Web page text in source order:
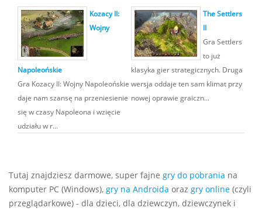
Kozacy II:
Wojny
Napoleońskie
Gra Kozacy II: Wojny Napoleońskie
daje nam szansę na przeniesienie
się w czasy Napoleona i wzięcie
udziału w r...
The Settlers
II
Gra Settlers
to już
klasyka gier strategicznych. Druga
wersja oddaje ten sam klimat przy
nowej oprawie graiczn...
Tutaj znajdziesz darmowe, super fajne gry do pobrania na
komputer PC (Windows), gry na Androida oraz gry online (czyli
przeglądarkowe) - dla dzieci, dla dziewczyn, dziewczynek i